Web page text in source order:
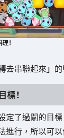
！
去串聯起來」的
標！
定了過關的目
進行，所以可